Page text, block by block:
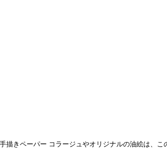
描きペーパー コラージュやオリジナルの油絵は、こ